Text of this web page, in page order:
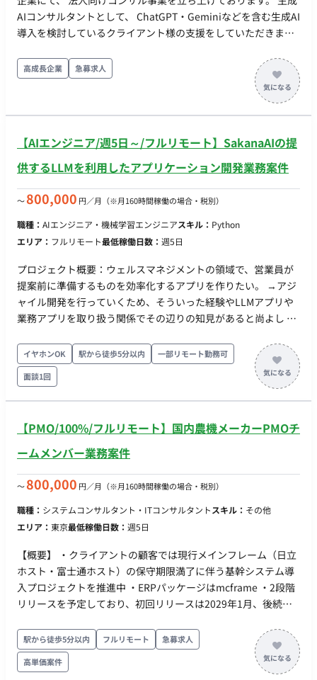
AIコンサルタントとして、 ChatGPT・Geminiなどを含む生成AI
導入を検討しているクライアント様の支援をしていただきま
クライアントの課題・ニーズのヒアリング ・生成AIを活用した
課題解決の提案 ・生成AIツールの選定 ・生成AI活用に関する資
高成長企業 急募求人
【AIエンジニア/週5日～/フルリモート】SakanaAIの提
供するLLMを利用したアプリケーション開発業務案件
〜800,000 円／月 （※月160時間稼働の場合・税別）
職種： AIエンジニア・機械学習エンジニアスキル： Python
エリア： フルリモート最低稼働日数： 週5日
プロジェクト概要：ウェルスマネジメントの領域で、営業員が
提案前に準備するものを効率化するアプリを作りたい。 →アジ
ャイル開発を行っていくため、そういった経験やLLMアプリや
業務アプリを取り扱う関係でその辺りの知見があると尚よし ご
リケーションをアジャイルで開発していきたく、 Pythonを用い
た実装をリードできる人員が欲しい（実際に本人も実装で手を
動かす） ・エンジニア寄りのリード人材 人数：1~2名（ピラミ
ッドではなくそれぞれ自走がベスト） 開始日：9月1日 予算：
め必要に応じて出社ができるよう関東在住（遠方の出張は不
可）
イヤホンOK 駅から徒歩5分以内
一部リモート勤務可
面談1回
【PMO/100%/フルリモート】国内農機メーカーPMOチ
ームメンバー業務案件
〜800,000 円／月 （※月160時間稼働の場合・税別）
職種： システムコンサルタント・ITコンサルタントスキル： その他
エリア： 東京最低稼働日数： 週5日
【概要】 ・クライアントの顧客では現行メインフレーム（日立
ホスト・富士通ホスト）の保守期限満了に伴う基幹システム導
入プロジェクトを推進中 ・ERPパッケージはmcframe ・2段階
リリースを予定しており、初回リリースは2029年1月、後続リ
クライアントのリソース不足に伴い、PMO業務を遂行できるメ
ンバーを募集中。
駅から徒歩5分以内 フルリモート
急募求人
高単価案件